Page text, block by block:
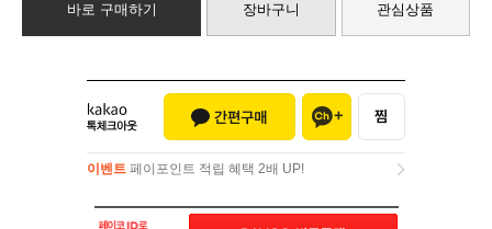
바로 구매하기 장바구니 관심상품
이벤트 페이포인트 적립 혜택 2배 UP!